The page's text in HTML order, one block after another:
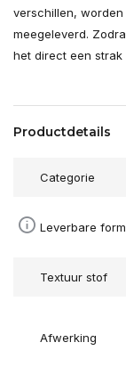
verschillen,
meegeleverd.
het direct een strak
Productdetails
Categorie
Leverbare
Textuur stof
Afwerking